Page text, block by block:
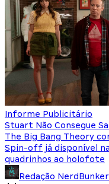
Informe Publicitário
Stuart Não Consegue
The Big Bang Theory
Spin-off já disponível na
quadrinhos ao holofote
Redação NerdBunker